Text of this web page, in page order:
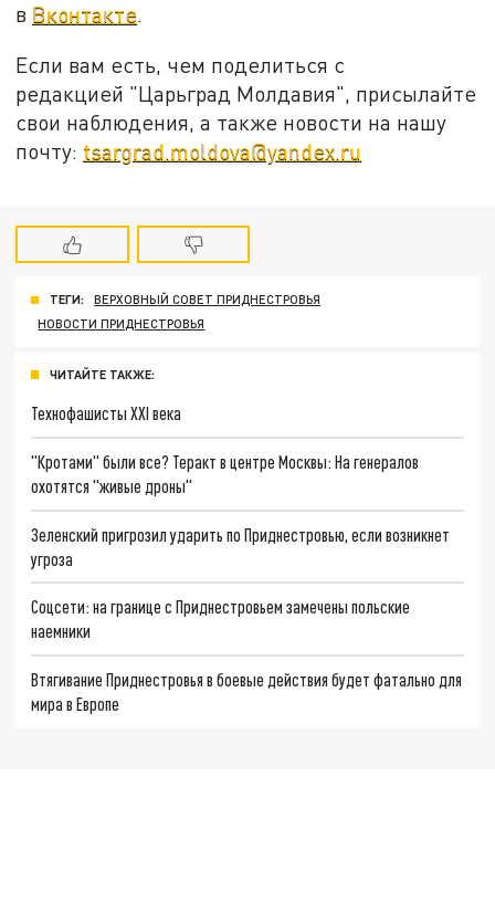
в Вконтакте.
Если вам есть, чем поделиться с
редакцией "Царьград Молдавия", присылайте
свои наблюдения, а также новости на нашу
почту: tsargrad.moldova@yandex.ru
ТЕГИ:
ВЕРХОВНЫЙ СОВЕТ ПРИДНЕСТРОВЬЯ
НОВОСТИ ПРИДНЕСТРОВЬЯ
ЧИТАЙТЕ ТАКЖЕ:
Технофашисты XXI века
"Кротами" были все? Теракт в центре Москвы: На генералов
охотятся "живые дроны"
Зеленский пригрозил ударить по Приднестровью, если возникнет
угроза
Соцсети: на границе с Приднестровьем замечены польские
наемники
Втягивание Приднестровья в боевые действия будет фатально для
мира в Европе